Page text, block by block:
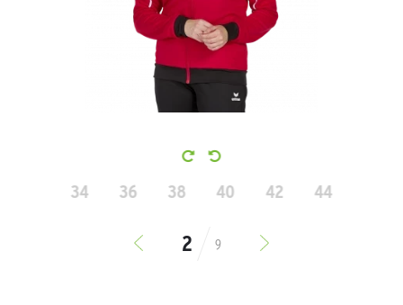
34 36 38 40 42 44
9